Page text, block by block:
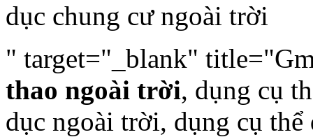
dục chung cư ngoài trời
" target="_blank"
thao ngoài trời, dụng cụ
dục ngoài trời, dụng cụ thể